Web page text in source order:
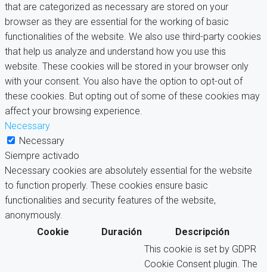
that are categorized as necessary are stored on your
browser as they are essential for the working of basic
functionalities of the website. We also use third-party cookies
that help us analyze and understand how you use this
website. These cookies will be stored in your browser only
with your consent. You also have the option to opt-out of
these cookies. But opting out of some of these cookies may
affect your browsing experience.
Necessary
Necessary
Siempre activado
Necessary cookies are absolutely essential for the website
to function properly. These cookies ensure basic
functionalities and security features of the website,
anonymously.
Cookie
Duración Descripción
This cookie is set by GDPR
Cookie Consent plugin. The